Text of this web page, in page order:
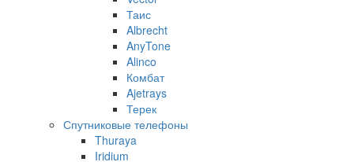
Таис
Albrecht
AnyTone
Alinco
Комбат
Ajetrays
Терек
Спутниковые телефоны
Thuraya
Iridium